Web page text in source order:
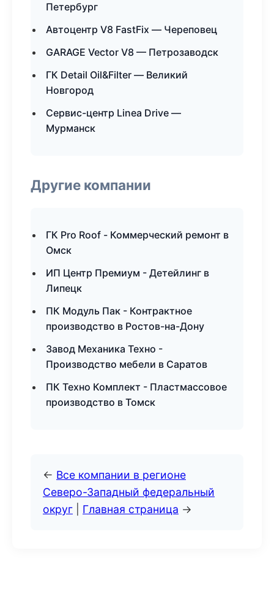
Петербург
Автоцентр V8 FastFix — Череповец
GARAGE Vector V8 — Петрозаводск
ГК Detail Oil&Filter — Великий
Новгород
Сервис-центр Linea Drive —
Мурманск
Другие компании
ГК Pro Roof - Коммерческий ремонт в
Омск
ИП Центр Премиум - Детейлинг в
Липецк
ПК Модуль Пак - Контрактное
производство в Ростов-на-Дону
Завод Механика Техно -
Производство мебели в Саратов
ПК Техно Комплект - Пластмассовое
производство в Томск
← Все компании в регионе
Северо-Западный федеральный
округ
Главная страница →